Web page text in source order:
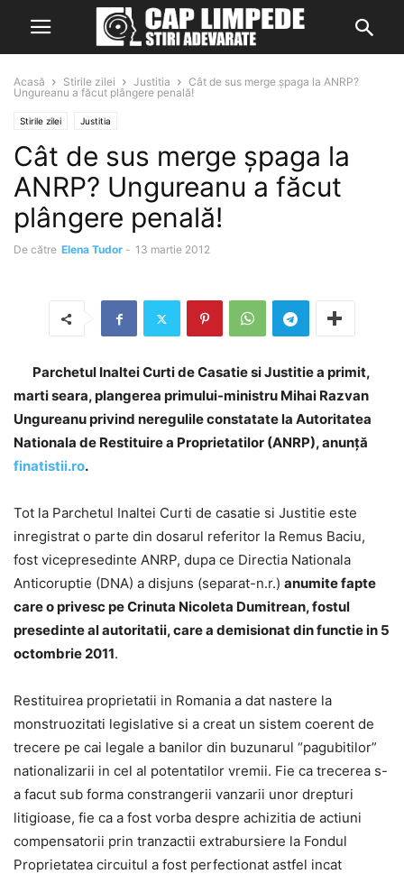
Acasă Stirile zilei Justitia
Cât de sus merge șpaga la ANRP?
Ungureanu a făcut plângere penală!
Stirile zilei Justitia
Cât de sus merge șpaga la
ANRP? Ungureanu a făcut
plângere penală!
De către Elena Tudor - 13 martie 2012
Parchetul Inaltei Curti de Casatie si Justitie a primit,
marti seara, plangerea primului-ministru Mihai Razvan
Ungureanu privind neregulile constatate la Autoritatea
Nationala de Restituire a Proprietatilor (ANRP), anunță
finatistii.ro.
Tot la Parchetul Inaltei Curti de casatie si Justitie este
inregistrat o parte din dosarul referitor la Remus Baciu,
fost vicepresedinte ANRP, dupa ce Directia Nationala
Anticoruptie (DNA) a disjuns (separat-n.r.) anumite fapte
care o privesc pe Crinuta Nicoleta Dumitrean, fostul
presedinte al autoritatii, care a demisionat din functie in 5
octombrie 2011.
Restituirea proprietatii in Romania a dat nastere la
monstruozitati legislative si a creat un sistem coerent de
trecere pe cai legale a banilor din buzunarul “pagubitilor”
nationalizarii in cel al potentatilor vremii. Fie ca trecerea s-
a facut sub forma constrangerii vanzarii unor drepturi
litigioase, fie ca a fost vorba despre achizitia de actiuni
compensatorii prin tranzactii extrabursiere la Fondul
Proprietatea circuitul a fost perfectionat astfel incat